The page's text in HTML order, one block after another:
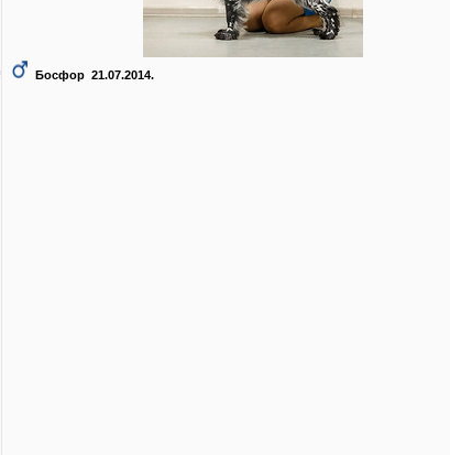
Босфор 21.07.2014.